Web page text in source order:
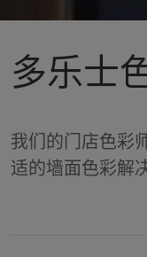
多乐士
我们的门店色彩
适的墙面色彩解